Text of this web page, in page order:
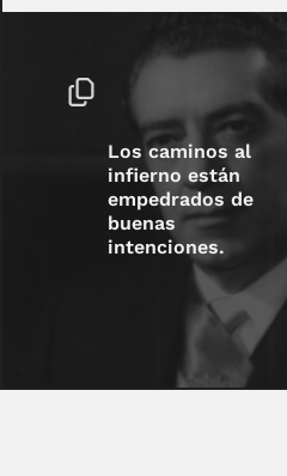
Los caminos al
infierno están
empedrados de
buenas
intenciones.